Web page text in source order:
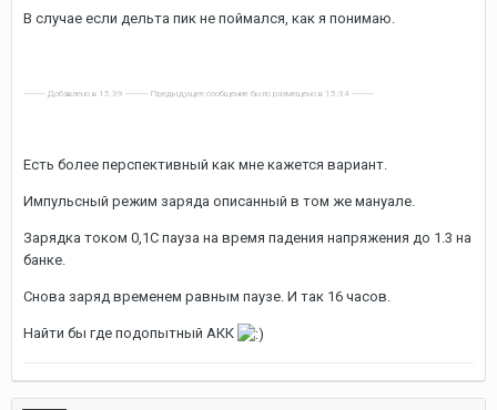
В случае если дельта пик не поймался, как я понимаю.
---------- Добавлено в 15:39 ---------- Предыдущее сообщение было размещено в 15:34 ----------
Есть более перспективный как мне кажется вариант.
Импульсный режим заряда описанный в том же мануале.
Зарядка током 0,1С пауза на время падения напряжения до 1.3 на
банке.
Снова заряд временем равным паузе. И так 16 часов.
Найти бы где подопытный АКК